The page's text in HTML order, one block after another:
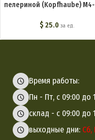
пелериной (Kopfhaube)
$ 25.0 за ед.
Время работы:
Пн - Пт, с 09:00 до
склад - с 09:00 до
выходные дни: Сб,